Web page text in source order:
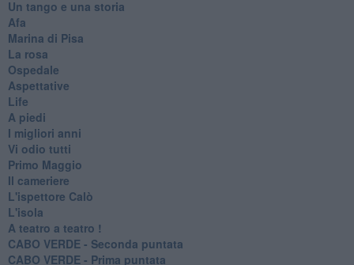
Un tango e una storia
Afa
Marina di Pisa
La rosa
Ospedale
Aspettative
Life
A piedi
I migliori anni
Vi odio tutti
Primo Maggio
Il cameriere
L'ispettore Calò
L'isola
A teatro a teatro !
CABO VERDE - Seconda puntata
CABO VERDE - Prima puntata